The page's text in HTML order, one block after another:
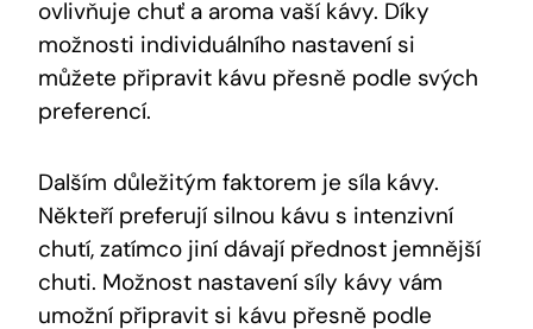
ovlivňuje chuť ​a aroma vaší ⁤kávy. Díky
možnosti individuálního nastavení si
můžete ⁣připravit kávu‍ přesně podle svých‌
preferencí.
Dalším důležitým faktorem ​je síla kávy.
Někteří preferují silnou kávu s intenzivní
chutí, zatímco jiní dávají⁣ přednost​ jemnější
chuti. Možnost nastavení síly kávy ⁢vám
umožní ‍připravit si kávu přesně‍ podle